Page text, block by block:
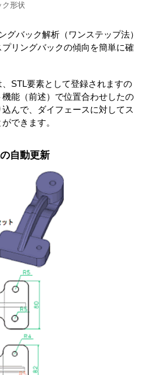
ク形状
グバック解析（ワンステップ法）
リングバックの傾向を簡単に確
STL要素として登録されますの
能（前述）で位置合わせしたの
んで、ダイフェースに対してス
できます。
自動更新